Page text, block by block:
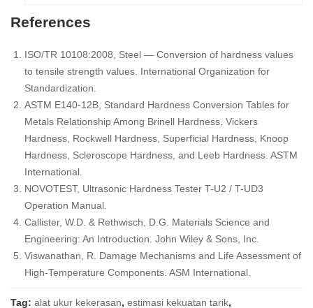
References
ISO/TR 10108:2008, Steel — Conversion of hardness values
to tensile strength values. International Organization for
Standardization.
ASTM E140-12B, Standard Hardness Conversion Tables for
Metals Relationship Among Brinell Hardness, Vickers
Hardness, Rockwell Hardness, Superficial Hardness, Knoop
Hardness, Scleroscope Hardness, and Leeb Hardness. ASTM
International.
NOVOTEST, Ultrasonic Hardness Tester T-U2 / T-UD3
Operation Manual.
Callister, W.D. & Rethwisch, D.G. Materials Science and
Engineering: An Introduction. John Wiley & Sons, Inc.
Viswanathan, R. Damage Mechanisms and Life Assessment of
High-Temperature Components. ASM International.
Tag: alat ukur kekerasan, estimasi kekuatan tarik,